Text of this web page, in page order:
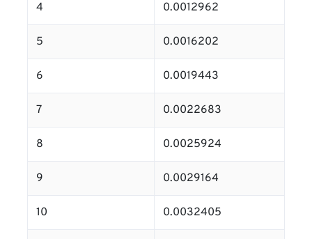
4 0.0012962
5 0.0016202
6 0.0019443
7 0.0022683
8 0.0025924
9 0.0029164
10 0.0032405